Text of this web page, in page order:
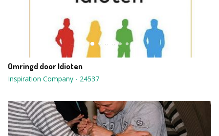
Omringd door Idioten
Inspiration Company - 24537